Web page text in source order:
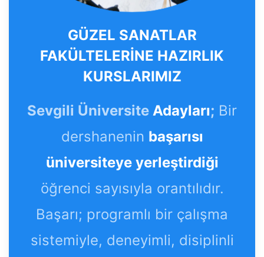
GÜZEL SANATLAR
FAKÜLTELERİNE HAZIRLIK
KURSLARIMIZ
Sevgili Üniversite Adayları; Bir
dershanenin başarısı
üniversiteye yerleştirdiği
öğrenci sayısıyla orantılıdır.
Başarı; programlı bir çalışma
sistemiyle, deneyimli, disiplinli